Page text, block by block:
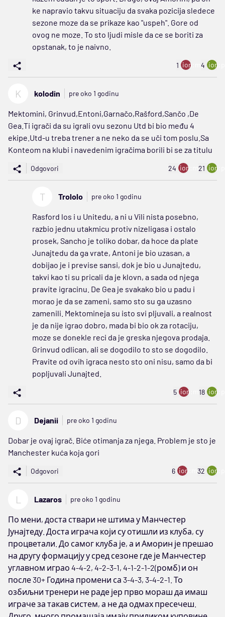
ke napravio takvu situaciju da svaka pozicija sledece
sezone moze da se prikaze kao "uspeh". Gore od
ovog ne moze. To sto ljudi misle da ce se boriti za
opstanak, to je naivno.
1 ion:minus
4
K kolodin pre oko 1 godinu
Mektomini, Grinvud,Entoni,Garnačo,Rašford,Sančo ,De
Gea.Ti igrači da su igrali ovu sezonu Utd bi bio među 4
ekipe.Utd-u treba trener a ne neko da se uči tom poslu.Sa
Konteom na klubi i navedenim igračima borili bi se za titulu
Odgovori 24 ion:minus
21
T Trololo pre oko 1 godinu
Rasford los i u Unitedu, a ni u Vili nista posebno,
razbio jednu utakmicu protiv nizeligasa i ostalo
prosek, Sancho je toliko dobar, da hoce da plate
Junajtedu da ga vrate, Antoni je bio uzasan, a
dobijao je i previse sansi, dok je bio u Junajtedu,
takvi kao ti su pricali da je klovn, a sada od njega
pravite igracinu. De Gea je svakako bio u padu i
morao je da se zameni, samo sto su ga uzasno
zamenili. Mektomineja su isto svi pljuvali, a realnost
je da nije igrao dobro, mada bi bio ok za rotaciju,
moze se donekle reci da je greska njegova prodaja.
Grinvud odlican, ali se dogodilo to sto se dogodilo.
Pravite od ovih igraca nesto sto oni nisu, samo da bi
popljuvali Junajted.
5 ion:minus
18
D Dejanii pre oko 1 godinu
Dobar je ovaj igrač. Biće otimanja za njega. Problem je sto je
Manchester kuća koja gori
Odgovori 6 ion:minus
32
L Lazaros pre oko 1 godinu
По мени, доста ствари не штима у Манчестер
Јунајтеду. Доста играча који су отишли из клуба, су
процветали. До самог клуба је, а и Аморин је прешао
на другу формацију у сред сезоне где је Манчестер
углавном играо 4-4-2, 4-2-3-1, 4-1-2-1-2(ромб) и он
после 30+ Година промени са 3-4-3, 3-4-2-1. То
озбиљни тренери не раде јер прво мораш да имаш
играче за такав систем, а не да одмах пресечеш.